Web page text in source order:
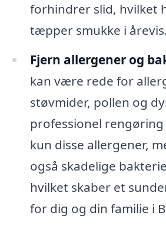
forhindrer slid, hvilket
tæpper smukke i årevis.
Fjern allergener og
kan være rede for
støvmider, pollen og
professionel
kun disse allergener,
også skadelige
hvilket skaber et
for dig og din familie i